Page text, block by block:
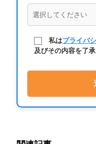
私はプライバ
及びその内容を了承